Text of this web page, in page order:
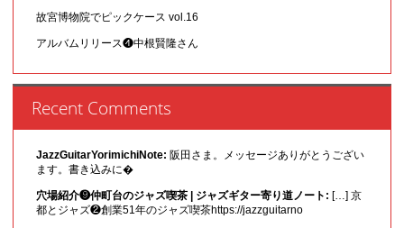
故宮博物院でピックケース vol.16
アルバムリリース❹中根賢隆さん
Recent Comments
JazzGuitarYorimichiNote: 阪田さま。メッセージありがとうござい
ます。書き込みに�
穴場紹介❾仲町台のジャズ喫茶 | ジャズギター寄り道ノート: […] 京
都とジャズ❷創業51年のジャズ喫茶https://jazzguitarno